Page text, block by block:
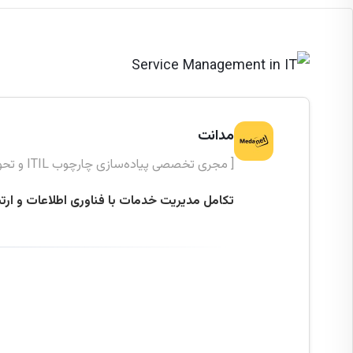
مدانت
[ مجری تخصصی پیاده‌سازی چارچوب ITIL و تحول دیجیتال ]
تکامل مدیریت خدمات با فناوری اطلاعات و